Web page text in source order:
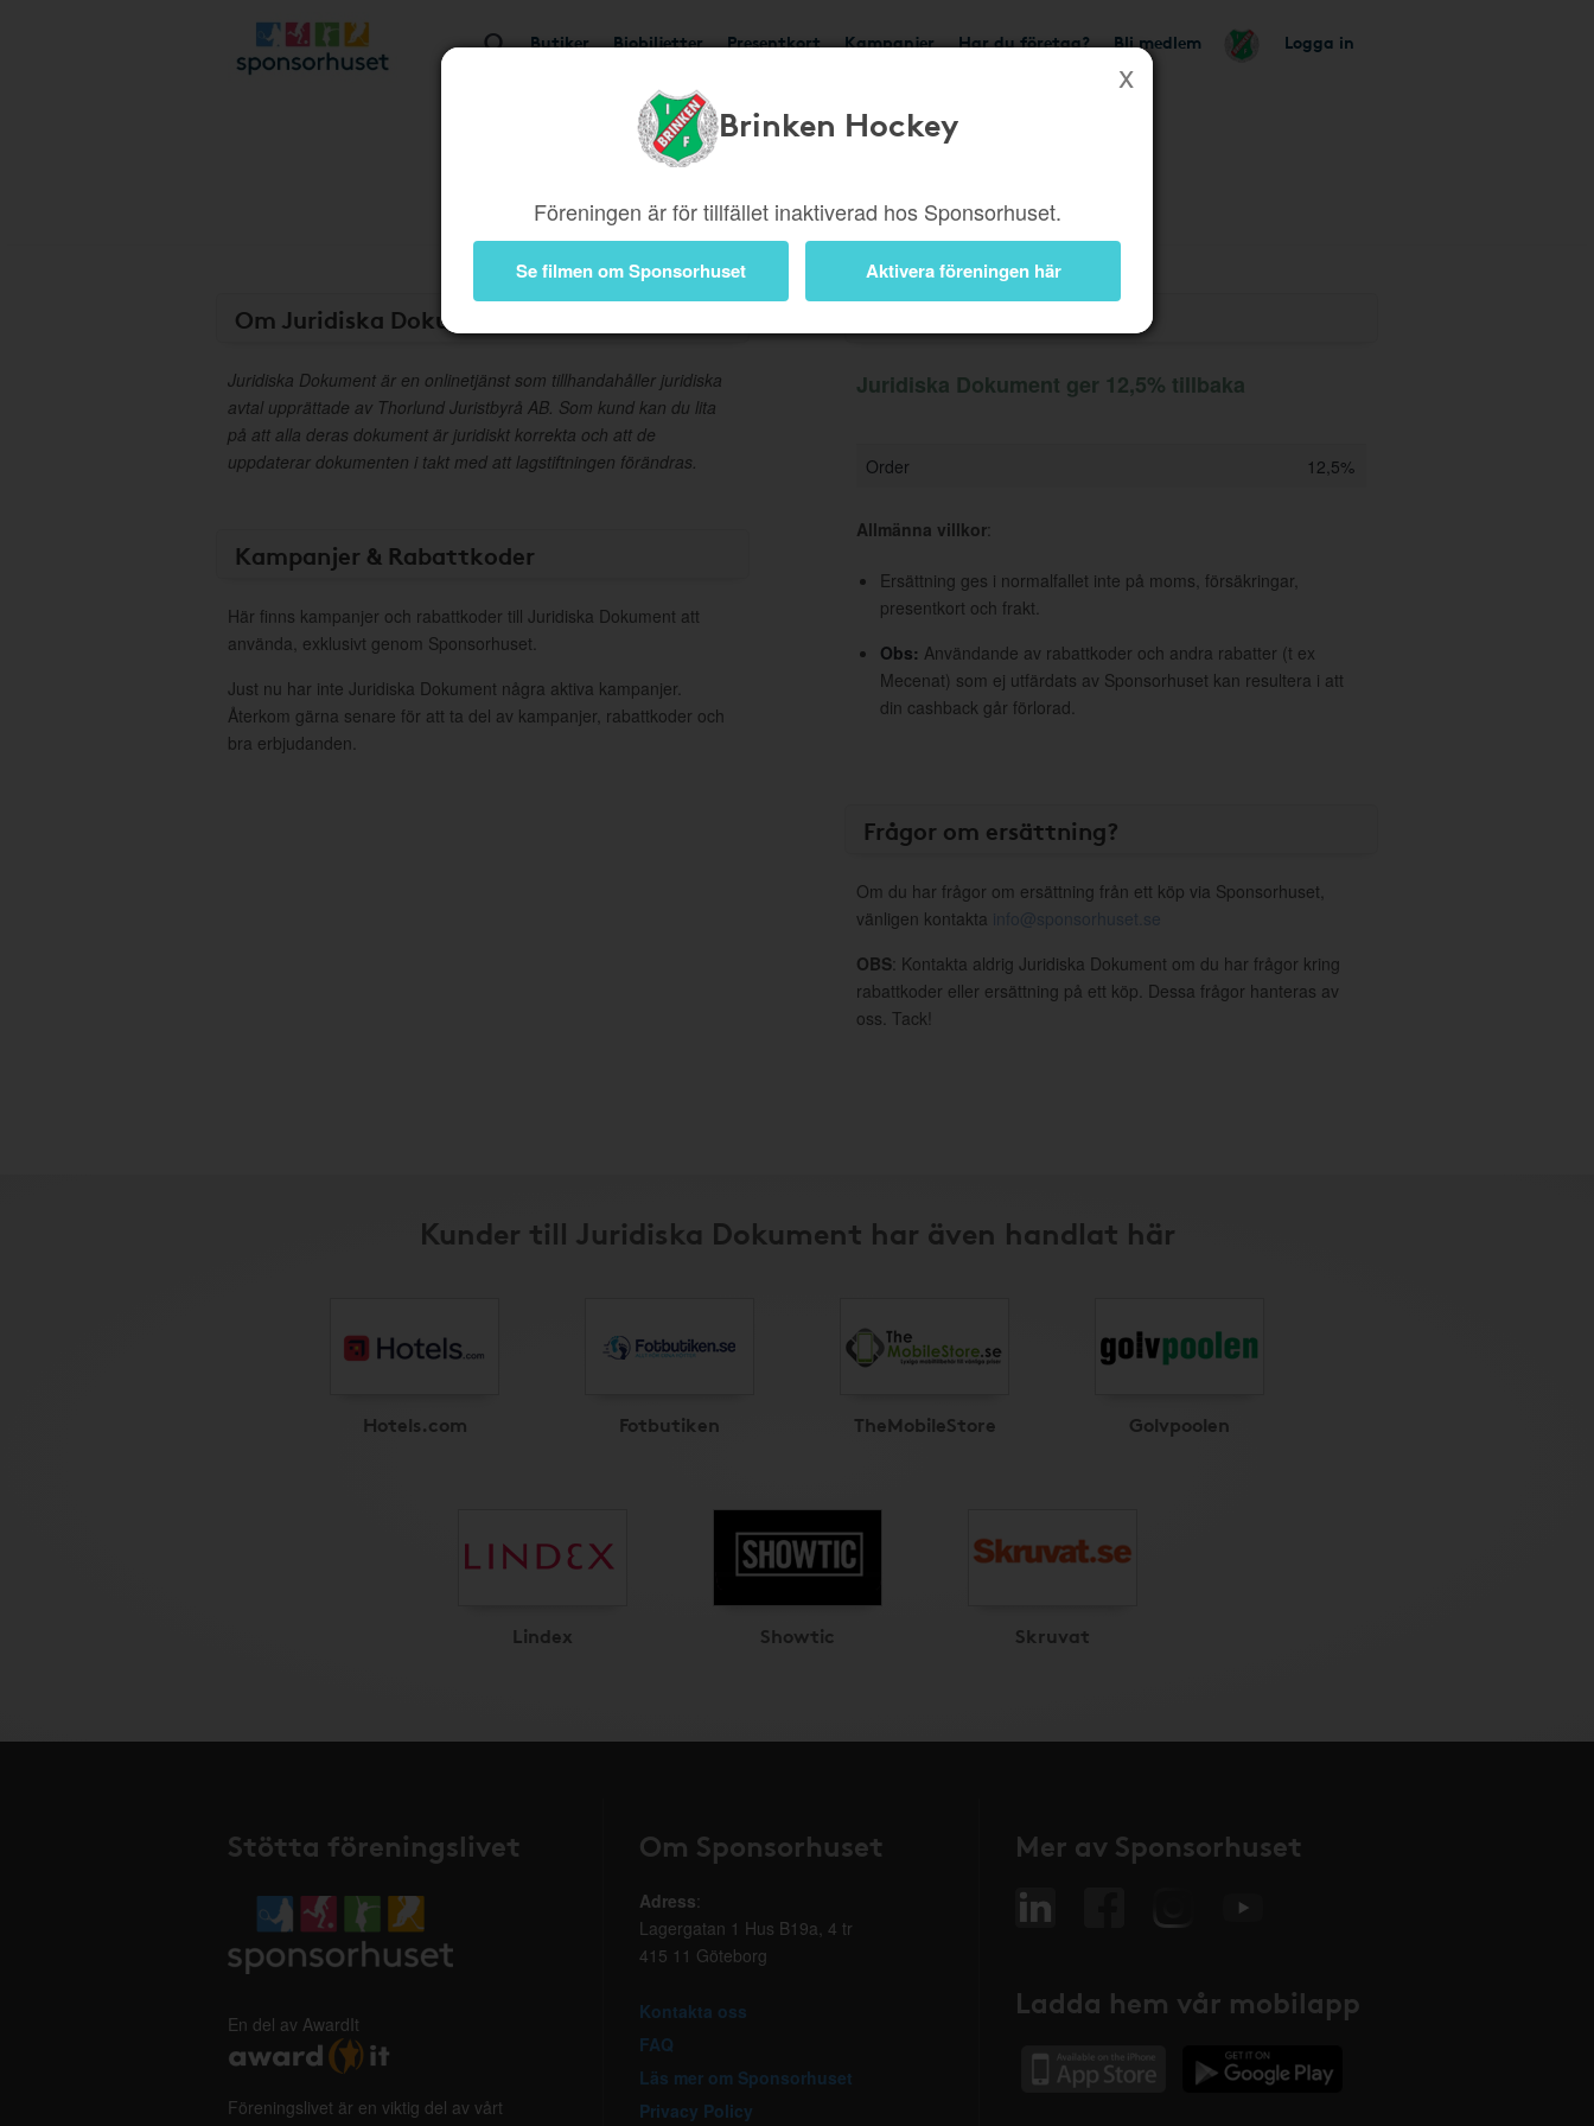
Butiker Biobiljetter Presentkort Kampanjer Har du företag? Bli medlem Logga in
Brinken Hockey
Föreningen är för tillfället inaktiverad hos Sponsorhuset.
Se filmen om Sponsorhuset Aktivera föreningen här
Om Juridiska Dokument
Juridiska Dokument är en onlinetjänst som tillhandahåller juridiska
avtal upprättade av Thorlund Juristbyrå AB. Som kund kan du lita
på att alla deras dokument är juridiskt korrekta och att de
uppdaterar dokumenten i takt med att lagstiftningen förändras.
Kampanjer & Rabattkoder
Här finns kampanjer och rabattkoder till Juridiska Dokument att
använda, exklusivt genom Sponsorhuset.
Just nu har inte Juridiska Dokument några aktiva kampanjer.
Återkom gärna senare för att ta del av kampanjer, rabattkoder och
bra erbjudanden.
Juridiska Dokument ger 12,5% tillbaka
Order 12,5%
Allmänna villkor:
Ersättning ges i normalfallet inte på moms, försäkringar,
presentkort och frakt.
Obs: Användande av rabattkoder och andra rabatter (t ex
Mecenat) som ej utfärdats av Sponsorhuset kan resultera i att
din cashback går förlorad.
Frågor om ersättning?
Om du har frågor om ersättning från ett köp via Sponsorhuset,
vänligen kontakta info@sponsorhuset.se
OBS: Kontakta aldrig Juridiska Dokument om du har frågor kring
rabattkoder eller ersättning på ett köp. Dessa frågor hanteras av
oss. Tack!
Kunder till Juridiska Dokument har även handlat här
Hotels.com Fotbutiken TheMobileStore Golvpoolen
Lindex Showtic Skruvat
Stötta föreningslivet
En del av AwardIt
Föreningslivet är en viktig del av vårt
Om Sponsorhuset
Adress:
Lagergatan 1 Hus B19a, 4 tr
415 11 Göteborg
Kontakta oss
FAQ
Läs mer om Sponsorhuset
Privacy Policy
Mer av Sponsorhuset
Ladda hem vår mobilapp